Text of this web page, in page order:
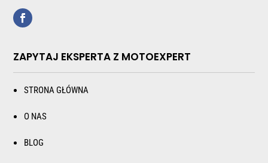
ZAPYTAJ EKSPERTA Z MOTOEXPERT
STRONA GŁÓWNA
O NAS
BLOG